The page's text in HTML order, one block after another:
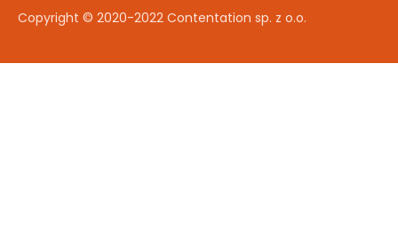
Copyright © 2020-2022 Contentation sp. z o.o.